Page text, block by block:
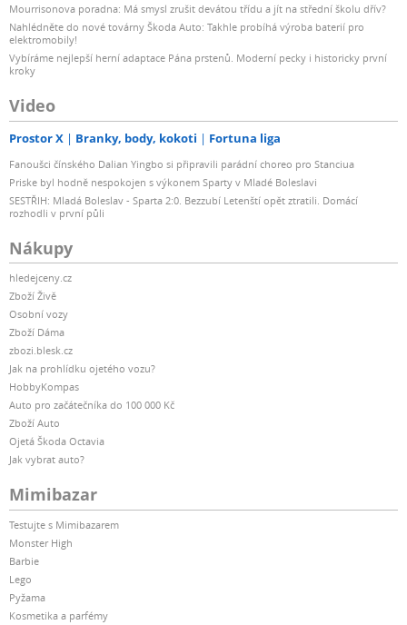
Mourrisonova poradna: Má smysl zrušit devátou třídu a jít na střední školu dřív?
Nahlédněte do nové továrny Škoda Auto: Takhle probíhá výroba baterií pro
elektromobily!
Vybíráme nejlepší herní adaptace Pána prstenů. Moderní pecky i historicky první
kroky
Video
Prostor X Branky, body, kokoti Fortuna liga
Fanoušci čínského Dalian Yingbo si připravili parádní choreo pro Stanciua
Priske byl hodně nespokojen s výkonem Sparty v Mladé Boleslavi
SESTŘIH: Mladá Boleslav - Sparta 2:0. Bezzubí Letenští opět ztratili. Domácí
rozhodli v první půli
Nákupy
hledejceny.cz
Zboží Živě
Osobní vozy
Zboží Dáma
zbozi.blesk.cz
Jak na prohlídku ojetého vozu?
HobbyKompas
Auto pro začátečníka do 100 000 Kč
Zboží Auto
Ojetá Škoda Octavia
Jak vybrat auto?
Mimibazar
Testujte s Mimibazarem
Monster High
Barbie
Lego
Pyžama
Kosmetika a parfémy